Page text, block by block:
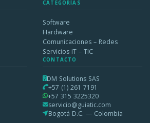
CATEGORÍAS
Software
Hardware
Comunicaciones – Redes
Servicios IT – TIC
CONTACTO
DM Solutions SAS
+57 (1) 261 7191
+57 315 3225320
servicio@guiatic.com
Bogotá D.C. — Colombia